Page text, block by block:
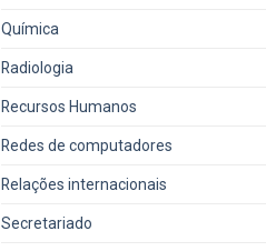
Química
Radiologia
Recursos Humanos
Redes de computadores
Relações internacionais
Secretariado